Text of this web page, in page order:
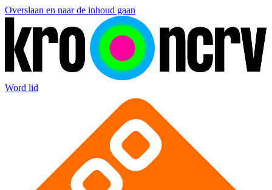
Overslaan en naar de inhoud gaan
Word lid